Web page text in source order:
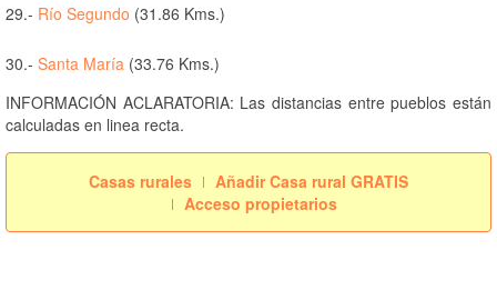
29.- Río Segundo (31.86 Kms.)
30.- Santa María (33.76 Kms.)
INFORMACIÓN ACLARATORIA: Las distancias entre pueblos están
calculadas en linea recta.
Casas rurales
Añadir Casa rural GRATIS
Acceso propietarios